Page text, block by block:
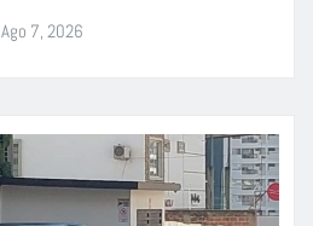
Ago 7, 2026